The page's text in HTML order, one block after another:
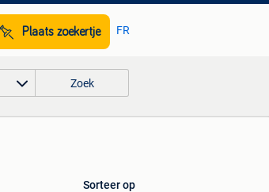
Plaats zoekertje FR
Zoek
Sorteer op